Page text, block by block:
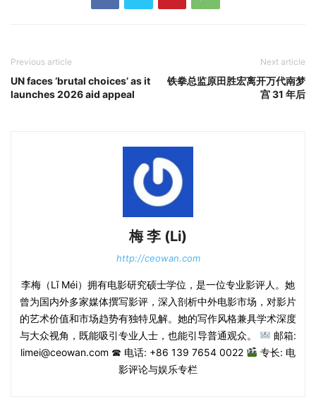
Previous article
UN faces ‘brutal choices’ as it
launches 2026 aid appeal
Next article
铁拳总监原田胜宏离开万代南梦
宫 31 年后
梅 李 (Li)
http://ceowan.com
李梅（Lǐ Méi）拥有电影研究硕士学位，是一位专业影评人。她
曾为国内外多家媒体撰写影评，深入剖析中外电影市场，对影片
的艺术价值和市场趋势有独特见解。她的写作风格兼具学术深度
与大众视角，既能吸引专业人士，也能引导普通观众。
邮箱:
limei@ceowan.com ☎ 电话: +86 139 7654 0022
专长: 电
影评论与娱乐专栏